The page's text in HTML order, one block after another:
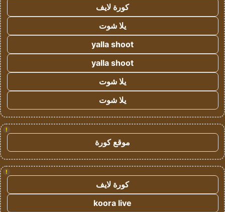
كورة لايف
يلا شوت
yalla shoot
yalla shoot
يلا شوت
يلا شوت
!
موقع كورة
!
كورة لايف
koora live